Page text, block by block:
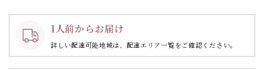
1人前からお届け
詳しい配達可能地域は、配達エリア一覧をご確認ください。